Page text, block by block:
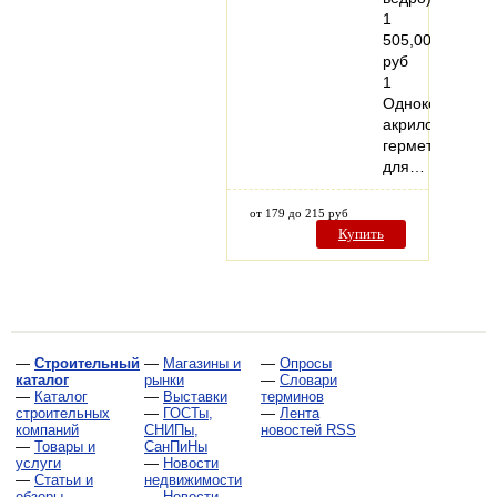
1
505,00
руб
1
акриловый
герметик
для…
от 179 до 215 руб
Купить
— Строительный
каталог
— Каталог
строительных
компаний
— Товары и
услуги
— Статьи и
— Магазины и
рынки
— Выставки
— ГОСТы,
СНИПы,
СанПиНы
— Новости
недвижимости
— Опросы
— Словари
терминов
— Лента
новостей RSS